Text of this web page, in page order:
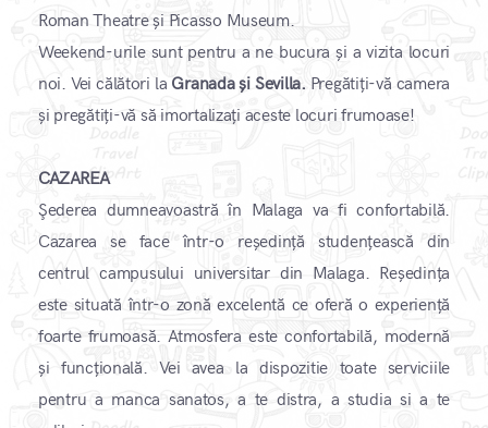
Roman Theatre și Picasso Museum.
Weekend-urile sunt pentru a ne bucura și a vizita locuri
noi. Vei călători la Granada și Sevilla. Pregătiți-vă camera
și pregătiți-vă să imortalizați aceste locuri frumoase!
CAZAREA
Şederea dumneavoastră în Malaga va fi confortabilă.
Cazarea se face într-o reședință studențească din
centrul campusului universitar din Malaga. Reședința
este situată într-o zonă excelentă ce oferă o experiență
foarte frumoasă. Atmosfera este confortabilă, modernă
și funcțională. Vei avea la dispozitie toate serviciile
pentru a manca sanatos, a te distra, a studia si a te